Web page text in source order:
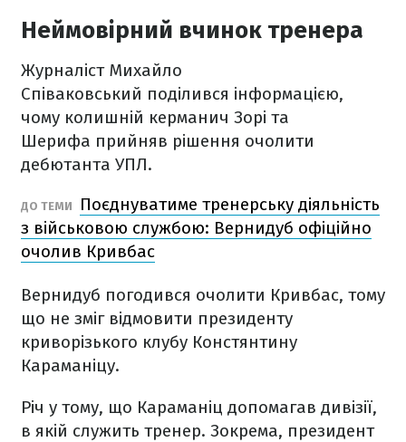
Неймовірний вчинок тренера
Журналіст Михайло
Співаковський поділився інформацією,
чому колишній керманич Зорі та
Шерифа прийняв рішення очолити
дебютанта УПЛ.
ДО ТЕМИ
Поєднуватиме тренерську діяльність
з військовою службою: Вернидуб офіційно
очолив Кривбас
Вернидуб погодився очолити Кривбас, тому
що не зміг відмовити президенту
криворізького клубу Констянтину
Караманіцу.
Річ у тому, що Караманіц допомагав дивізії,
в якій служить тренер. Зокрема, президент